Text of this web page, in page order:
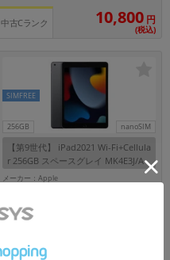
中古Cランク 10,800 円
(税込)
256GB nanoSIM
SIMFREE
【第9世代】 iPad2021 Wi-Fi+Cellula
r 256GB スペースグレイ MK4E3J/A
A2604 【au版SIMフリー】
メーカー：Apple
在庫数：5